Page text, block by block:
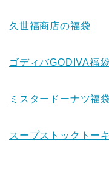
久世福商店の福袋
ゴディバGODIVA福袋
ミスタードーナツ福袋
スープストックトー